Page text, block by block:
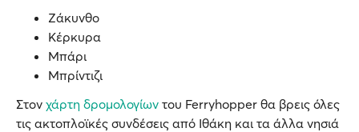
Ζάκυνθο
Κέρκυρα
Μπάρι
Μπρίντιζι
Στον χάρτη δρομολογίων του Ferryhopper θα βρεις όλες
τις ακτοπλοϊκές συνδέσεις από Ιθάκη και τα άλλα νησιά